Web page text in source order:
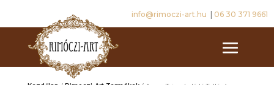
info@rimoczi-art.hu 06 30 371 9661